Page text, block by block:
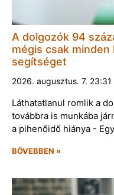
A dolgozók 94
mégis csak
segítséget
2026. augusztus. 7. 23:31
Láthatatlanul romlik a
továbbra is munkába
a pihenőidő hiánya -
BŐVEBBEN »